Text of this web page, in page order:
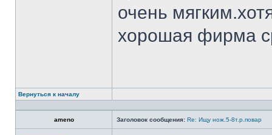
очень
хорошая фирма
Вернуться к началу
ameno Заголовок сообщения: Re: Ищу нож.5-8т.р.повар